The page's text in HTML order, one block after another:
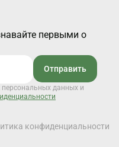
первыми о
Отправить
данных и
конфиденциальности